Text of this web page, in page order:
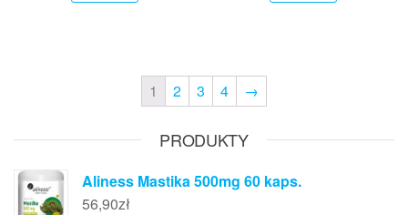
1 2 3 4 →
PRODUKTY
Aliness Mastika 500mg 60 kaps.
56,90zł